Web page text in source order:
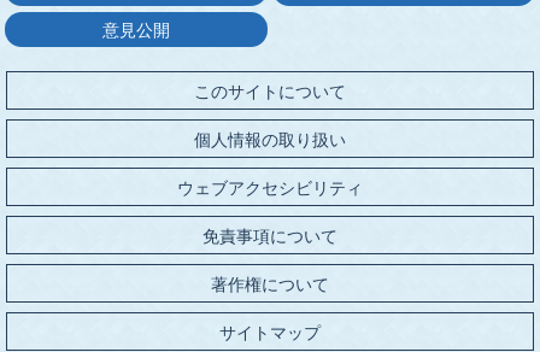
意見公開
このサイトについて
個人情報の取り扱い
ウェブアクセシビリティ
免責事項について
著作権について
サイトマップ